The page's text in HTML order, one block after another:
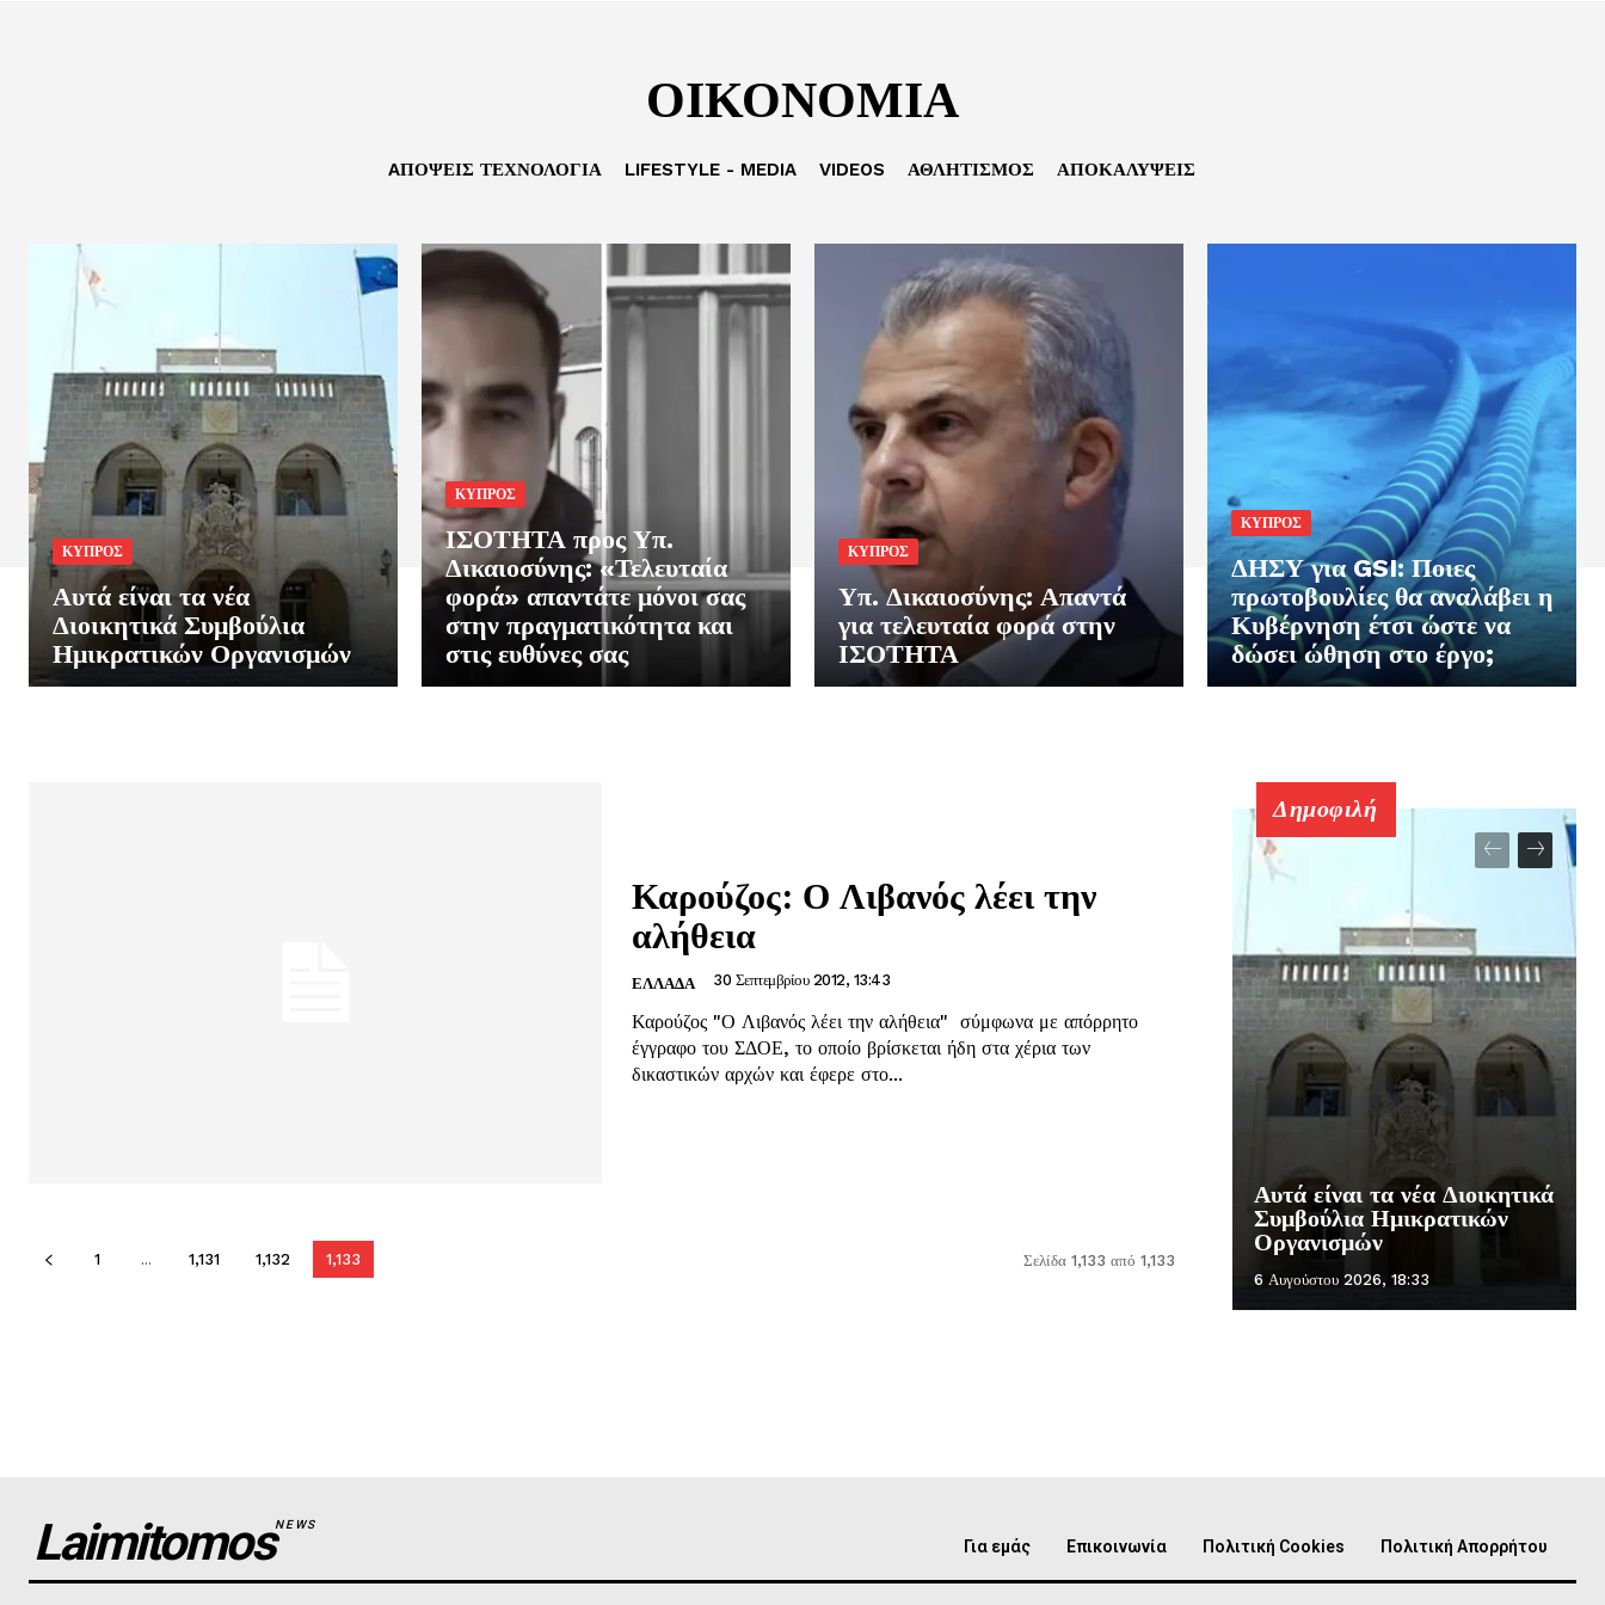
ΟΙΚΟΝΟΜΙΑ
AΠΌΨΕΙΣ ΤΕΧΝΟΛΟΓΙΑ LIFESTYLE - MEDIA VIDEOS ΑΘΛΗΤΙΣΜΟΣ ΑΠΟΚΑΛΎΨΕΙΣ
ΚΥΠΡΟΣ
Αυτά είναι τα νέα
Διοικητικά Συμβούλια
Ημικρατικών Οργανισμών
ΚΥΠΡΟΣ
ΙΣΟΤΗΤΑ προς Υπ.
Δικαιοσύνης: «Τελευταία
φορά» απαντάτε μόνοι σας
στην πραγματικότητα και
στις ευθύνες σας
ΚΥΠΡΟΣ
Υπ. Δικαιοσύνης: Απαντά
για τελευταία φορά στην
ΙΣΟΤΗΤΑ
ΚΥΠΡΟΣ
ΔΗΣΥ για GSI: Ποιες
πρωτοβουλίες θα αναλάβει η
Κυβέρνηση έτσι ώστε να
δώσει ώθηση στο έργο;
Καρούζος: Ο Λιβανός λέει την
αλήθεια
ΕΛΛΑΔΑ 30 Σεπτεμβρίου 2012, 13:43
Καρούζος "Ο Λιβανός λέει την αλήθεια" σύμφωνα με απόρρητο
έγγραφο του ΣΔΟΕ, το οποίο βρίσκεται ήδη στα χέρια των
δικαστικών αρχών και έφερε στο...
1 ... 1,131 1,132 1,133 Σελίδα 1,133 από 1,133
Δημοφιλή
Αυτά είναι τα νέα Διοικητικά
Συμβούλια Ημικρατικών
Οργανισμών
6 Αυγούστου 2026, 18:33
LaimitomosNEWS
Για εμάς Επικοινωνία Πολιτική Cookies Πολιτική Απορρήτου